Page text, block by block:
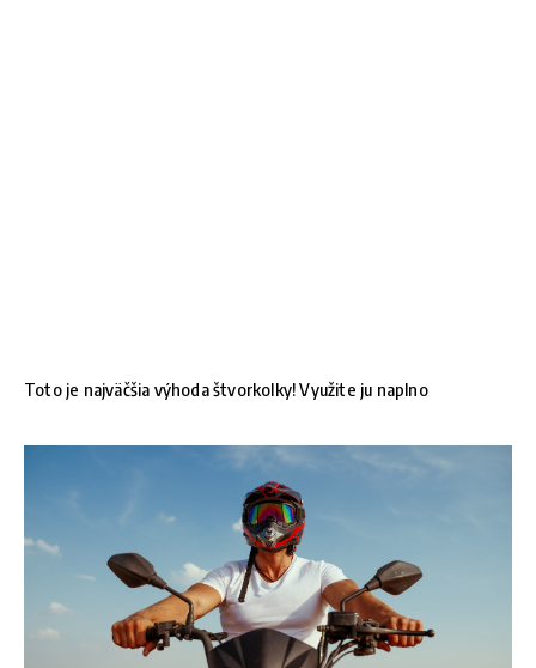
Toto je najväčšia výhoda štvorkolky! Využite ju naplno